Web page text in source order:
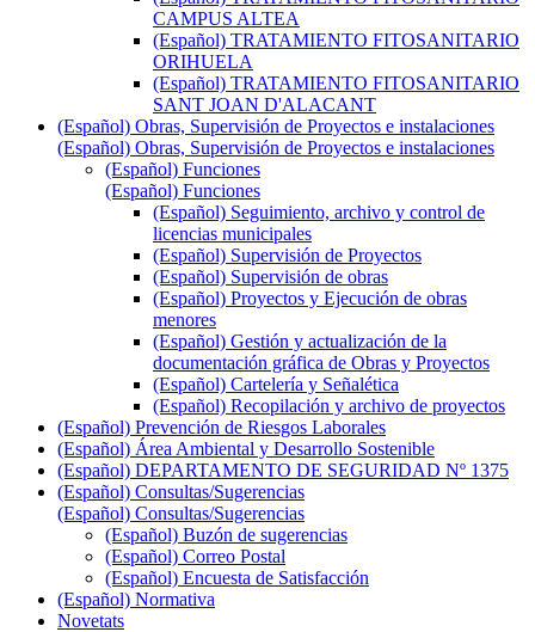
CAMPUS ALTEA
(Español) TRATAMIENTO FITOSANITARIO
ORIHUELA
(Español) TRATAMIENTO FITOSANITARIO
SANT JOAN D'ALACANT
(Español) Obras, Supervisión de Proyectos e instalaciones
(Español) Obras, Supervisión de Proyectos e instalaciones
(Español) Funciones
(Español) Funciones
(Español) Seguimiento, archivo y control de
licencias municipales
(Español) Supervisión de Proyectos
(Español) Supervisión de obras
(Español) Proyectos y Ejecución de obras
menores
(Español) Gestión y actualización de la
documentación gráfica de Obras y Proyectos
(Español) Cartelería y Señalética
(Español) Recopilación y archivo de proyectos
(Español) Prevención de Riesgos Laborales
(Español) Área Ambiental y Desarrollo Sostenible
(Español) DEPARTAMENTO DE SEGURIDAD Nº 1375
(Español) Consultas/Sugerencias
(Español) Consultas/Sugerencias
(Español) Buzón de sugerencias
(Español) Correo Postal
(Español) Encuesta de Satisfacción
(Español) Normativa
Novetats